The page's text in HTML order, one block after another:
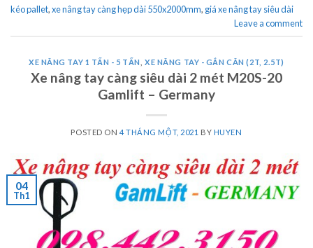
kéo pallet,xe nâng tay càng hẹp dài 550x2000mm, giá xe nâng tay siêu dài
Leave a comment
XE NÂNG TAY 1 TẤN - 5 TẤN ,XE NÂNG TAY - GẮN CÂN (2T, 2.5T)
Xe nâng tay càng siêu dài 2 mét M20S-20
Gamlift – Germany
POSTED ON 4 THÁNG MỘT, 2021 BY HUYEN
04
Th1